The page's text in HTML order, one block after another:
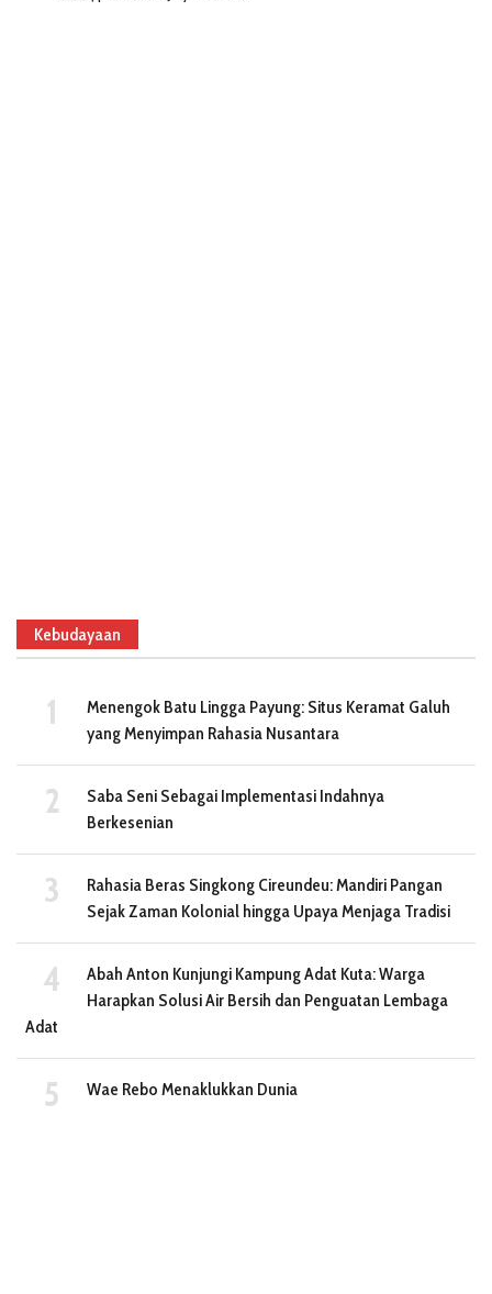
Kebudayaan
Menengok Batu Lingga Payung: Situs Keramat Galuh
yang Menyimpan Rahasia Nusantara
Saba Seni Sebagai Implementasi Indahnya
Berkesenian
Rahasia Beras Singkong Cireundeu: Mandiri Pangan
Sejak Zaman Kolonial hingga Upaya Menjaga Tradisi
Abah Anton Kunjungi Kampung Adat Kuta: Warga
Harapkan Solusi Air Bersih dan Penguatan Lembaga
Adat
Wae Rebo Menaklukkan Dunia